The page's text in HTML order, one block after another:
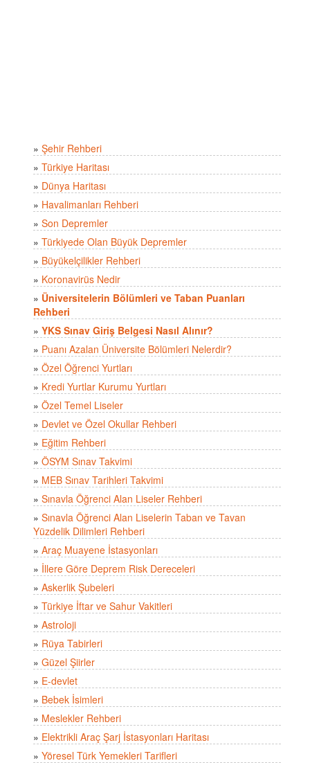
» Şehir Rehberi
» Türkiye Haritası
» Dünya Haritası
» Havalimanları Rehberi
» Son Depremler
» Türkiyede Olan Büyük Depremler
» Büyükelçilikler Rehberi
» Koronavirüs Nedir
» Üniversitelerin Bölümleri ve Taban Puanları
Rehberi
» YKS Sınav Giriş Belgesi Nasıl Alınır?
» Puanı Azalan Üniversite Bölümleri Nelerdir?
» Özel Öğrenci Yurtları
» Kredi Yurtlar Kurumu Yurtları
» Özel Temel Liseler
» Devlet ve Özel Okullar Rehberi
» Eğitim Rehberi
» ÖSYM Sınav Takvimi
» MEB Sınav Tarihleri Takvimi
» Sınavla Öğrenci Alan Liseler Rehberi
» Sınavla Öğrenci Alan Liselerin Taban ve Tavan
Yüzdelik Dilimleri Rehberi
» Araç Muayene İstasyonları
» İllere Göre Deprem Risk Dereceleri
» Askerlik Şubeleri
» Türkiye İftar ve Sahur Vakitleri
» Astroloji
» Rüya Tabirleri
» Güzel Şiirler
» E-devlet
» Bebek İsimleri
» Meslekler Rehberi
» Elektrikli Araç Şarj İstasyonları Haritası
» Yöresel Türk Yemekleri Tarifleri